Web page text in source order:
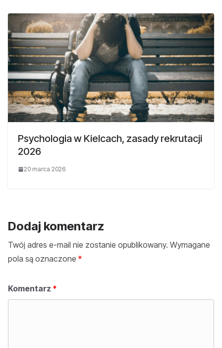
Psychologia w Kielcach, zasady rekrutacji
2026
20 marca 2026
Dodaj komentarz
Twój adres e-mail nie zostanie opublikowany. Wymagane
pola są oznaczone *
Komentarz *